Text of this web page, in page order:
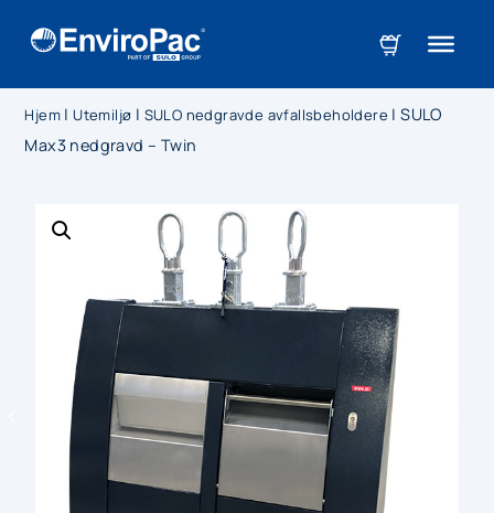
Hjem | Utemiljø | SULO nedgravde avfallsbeholdere |SULO
Max3 nedgravd – Twin